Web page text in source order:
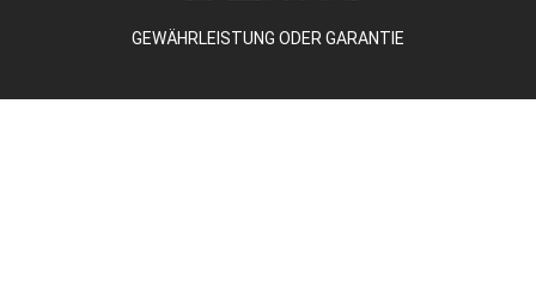
GEWÄHRLEISTUNG ODER GARANTIE